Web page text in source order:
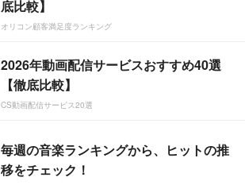
底比較】
オリコン顧客満足度ランキング
2026年動画配信サービスおすすめ40選
【徹底比較】
CS動画配信サービス20選
毎週の音楽ランキングから、ヒットの推
移をチェック！